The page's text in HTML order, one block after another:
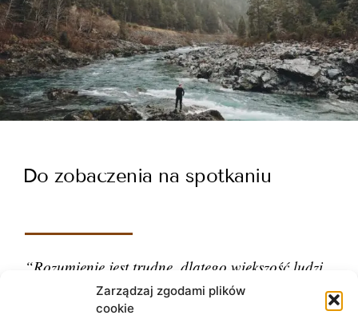
Zarządzaj zgodami plików
cookie
Do zobaczenia na spotkaniu
“Rozumienie jest trudne, dlatego większość ludzi